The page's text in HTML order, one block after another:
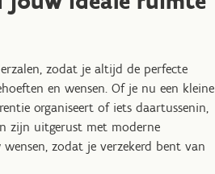
zodat je altijd de perfecte
en wensen. Of je nu een kleine
organiseert of iets daartussenin,
zijn uitgerust met moderne
zodat je verzekerd bent van